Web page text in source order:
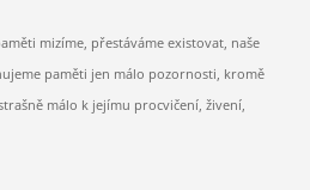
mizíme, přestáváme existovat, naše
paměti jen málo pozornosti, kromě
málo k jejímu procvičení, živení,